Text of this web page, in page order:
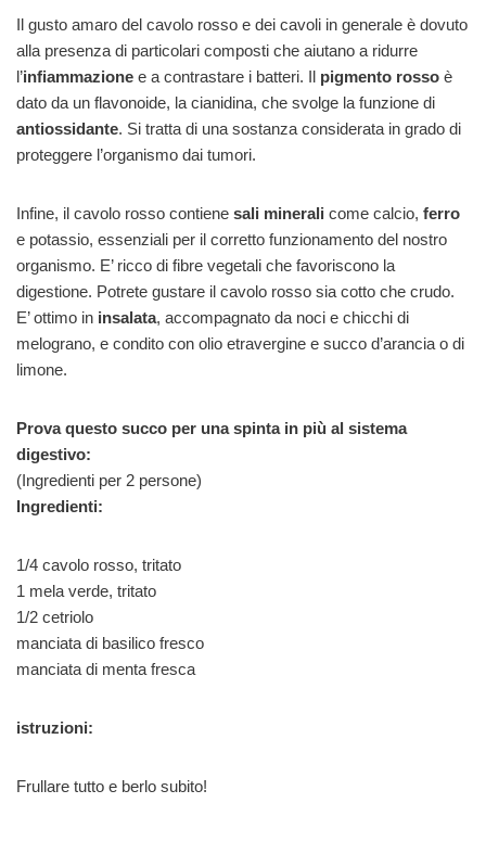
Il gusto amaro del cavolo rosso e dei cavoli in generale è dovuto
alla presenza di particolari composti che aiutano a ridurre
l’infiammazione e a contrastare i batteri. Il pigmento rosso è
dato da un flavonoide, la cianidina, che svolge la funzione di
antiossidante. Si tratta di una sostanza considerata in grado di
proteggere l’organismo dai tumori.
Infine, il cavolo rosso contiene sali minerali come calcio, ferro
e potassio, essenziali per il corretto funzionamento del nostro
organismo. E’ ricco di fibre vegetali che favoriscono la
digestione. Potrete gustare il cavolo rosso sia cotto che crudo.
E’ ottimo in insalata, accompagnato da noci e chicchi di
melograno, e condito con olio etravergine e succo d’arancia o di
limone.
Prova questo succo per una spinta in più al sistema
digestivo:
(Ingredienti per 2 persone)
Ingredienti:
1/4 cavolo rosso, tritato
1 mela verde, tritato
1/2 cetriolo
manciata di basilico fresco
manciata di menta fresca
istruzioni:
Frullare tutto e berlo subito!